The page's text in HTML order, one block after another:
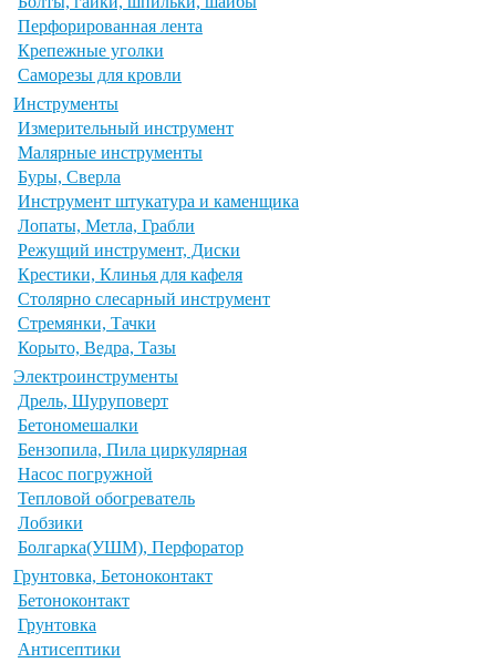
Перфорированная лента
Крепежные уголки
Саморезы для кровли
Инструменты
Измерительный инструмент
Малярные инструменты
Буры, Сверла
Инструмент штукатура и каменщика
Лопаты, Метла, Грабли
Режущий инструмент, Диски
Крестики, Клинья для кафеля
Столярно слесарный инструмент
Стремянки, Тачки
Корыто, Ведра, Тазы
Электроинструменты
Дрель, Шуруповерт
Бетономешалки
Бензопила, Пила циркулярная
Насос погружной
Тепловой обогреватель
Лобзики
Болгарка(УШМ), Перфоратор
Грунтовка, Бетоноконтакт
Бетоноконтакт
Грунтовка
Антисептики